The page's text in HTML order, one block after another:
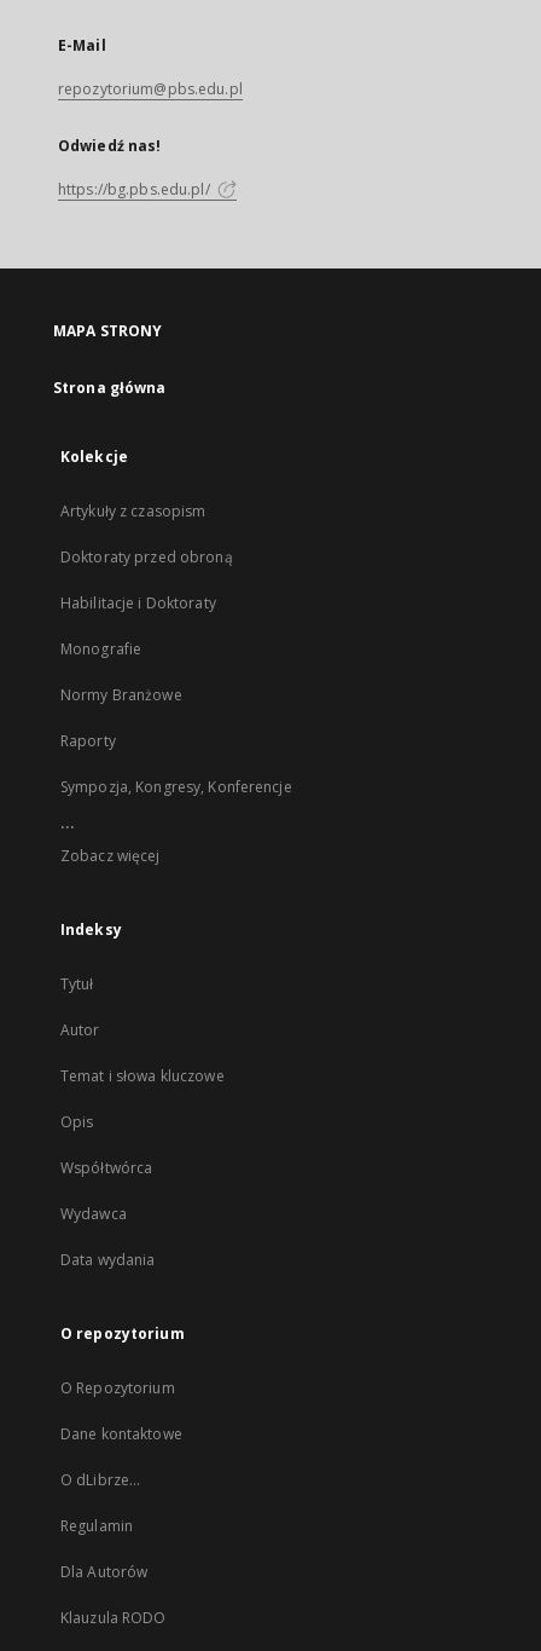
E-Mail
repozytorium@pbs.edu.pl
Odwiedź nas!
https://bg.pbs.edu.pl/
MAPA STRONY
Strona główna
Kolekcje
Artykuły z czasopism
Doktoraty przed obroną
Habilitacje i Doktoraty
Monografie
Normy Branżowe
Raporty
Sympozja, Kongresy, Konferencje
...
Zobacz więcej
Indeksy
Tytuł
Autor
Temat i słowa kluczowe
Opis
Współtwórca
Wydawca
Data wydania
O repozytorium
O Repozytorium
Dane kontaktowe
O dLibrze...
Regulamin
Dla Autorów
Klauzula RODO